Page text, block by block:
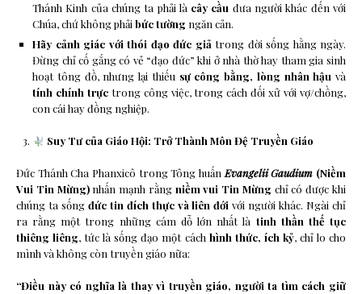
Thánh Kinh của chúng ta phải là cây cầu đưa người khác đến với
Chúa, chứ không phải bức tường ngăn cản.
Hãy cảnh giác với thói đạo đức giả trong đời sống hằng ngày.
Đừng chỉ cố gắng có vẻ “đạo đức” khi ở nhà thờ hay tham gia sinh
hoạt tông đồ, nhưng lại thiếu sự công bằng, lòng nhân hậu và
tính chính trựctrong công việc, trong cách đối xử với vợ/chồng,
con cái hay đồng nghiệp.
Suy Tư của Giáo Hội: Trở Thành Môn Đệ Truyền Giáo
Đức Thánh Cha Phanxicô trong Tông huấn Evangelii Gaudium (Niềm
Vui Tin Mừng)nhấn mạnh rằng niềm vui Tin Mừng chỉ có được khi
chúng ta sống đức tin đích thực và liên đới với người khác. Ngài chỉ
ra rằng một trong những cám dỗ lớn nhất là tinh thần thế tục
thiêng liêng, tức là sống đạo một cách hình thức, ích kỷ, chỉ lo cho
mình và không còn truyền giáo nữa:
“Điều này có nghĩa là thay vì truyền giáo, người ta tìm cách giữ